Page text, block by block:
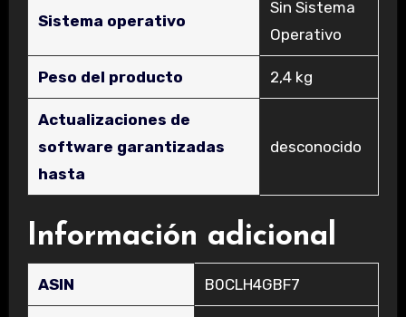
Sistema operativo
‎Sin Sistema
Operativo
Peso del producto ‎2,4 kg
Actualizaciones de
software garantizadas
hasta
‎desconocido
Información adicional
ASIN B0CLH4GBF7